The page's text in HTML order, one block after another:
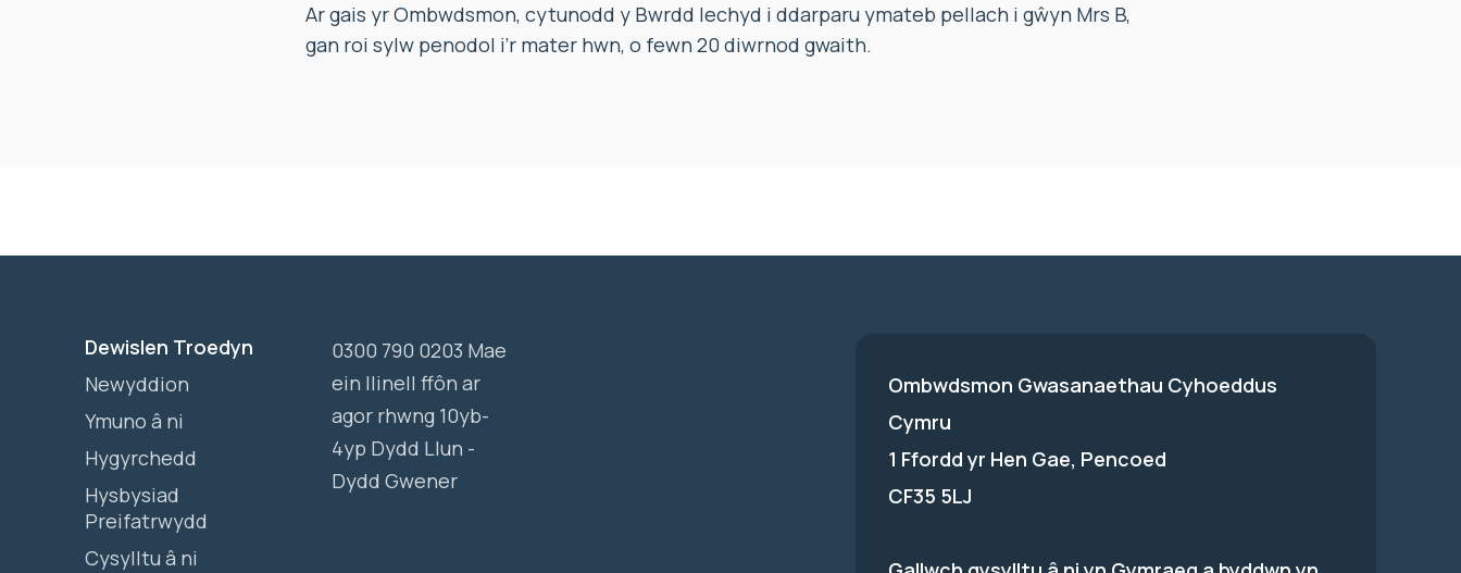
Ar gais yr Ombwdsmon, cytunodd y Bwrdd Iechyd i ddarparu ymateb pellach i gŵyn Mrs B,
gan roi sylw penodol i’r mater hwn, o fewn 20 diwrnod gwaith.
Dewislen Troedyn
Newyddion
Ymuno â ni
Hygyrchedd
Hysbysiad
Preifatrwydd
Cysylltu â ni
0300 790 0203 Mae
ein llinell ffôn ar
agor rhwng 10yb-
4yp Dydd Llun -
Dydd Gwener
Ombwdsmon Gwasanaethau Cyhoeddus
Cymru
1 Ffordd yr Hen Gae, Pencoed
CF35 5LJ